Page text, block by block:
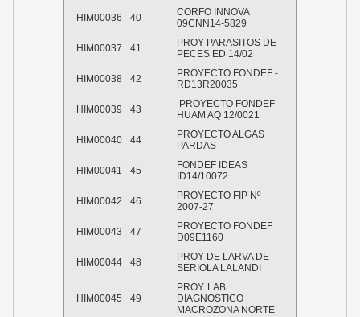
HIM00036 40
CORFO INNOVA
09CNN14-5829
HIM00037 41
PROY PARASITOS DE
PECES ED 14/02
HIM00038 42
PROYECTO FONDEF -
RD13R20035
HIM00039 43
PROYECTO FONDEF
HUAM AQ 12/0021
HIM00040 44
PROYECTO ALGAS
PARDAS
HIM00041 45
FONDEF IDEAS
ID14/10072
HIM00042 46
PROYECTO FIP Nº
2007-27
HIM00043 47
PROYECTO FONDEF
D09E1160
HIM00044 48
PROY DE LARVA DE
SERIOLA LALANDI
HIM00045 49
PROY. LAB.
DIAGNOSTICO
MACROZONA NORTE